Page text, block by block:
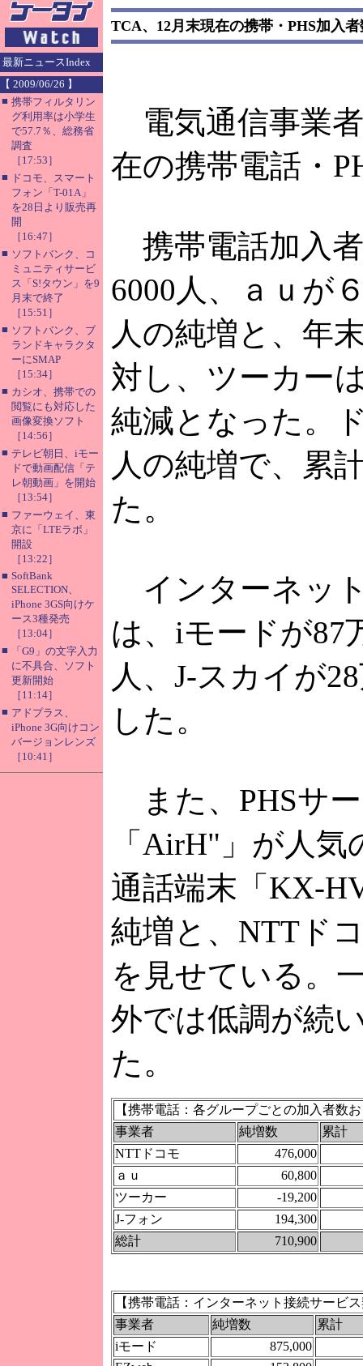
最新ニュースIndex
【 2009/06/26 】
■ 携帯フィルタリン
グ利用率は小学生
で57.7％、総務省
調査
［17:53］
■ ドコモ、スマート
フォン「T-01A」
を28日より販売再
開
［16:47］
■ ソフトバンク、コ
ミュニティサービ
ス「S!タウン」を9
月末で終了
［15:51］
■ ソフトバンク、ブ
ランドキャラクタ
ーにSMAP
［15:34］
■ カシオ、携帯での
閲覧にも対応した
画像変換ソフト
［14:56］
■ テレビ朝日、iモー
ドで動画配信「テ
レ朝動画」を開始
［13:54］
■ ファーウェイ、東
京に「LTEラボ」
開設
［13:22］
■ SoftBank
SELECTION、
iPhone 3GS向けケ
ース3種発売
［13:04］
■
「G9」の文字入力
に不具合、ソフト
更新開始
［11:14］
■ アドプラス、
iPhone 3G向けコン
バージョンレンズ
［10:41］
TCA、12月末現在の携帯・PHS加入
電気通信事業
在の携帯電話・
携帯電話加入
6000人、ａｕが
人の純増と、年
対し、ツーカー
純減となった。
人の純増で、累
た。
インターネッ
は、iモードが87
人、J-スカイが
した。
また、PHSサ
「AirH"」が人
通話端末「KX-
純増と、NTTド
を見せている。
外では低調が続
た。
【携帯電話：各グループごとの加入者数
事業者
純増数
累計
NTTドコモ
476,000
ａｕ
60,800
ツーカー
-19,200
J-フォン
194,300
総計
710,900
【携帯電話：インターネット接続サービ
事業者
純増数
累計
iモード
875,000